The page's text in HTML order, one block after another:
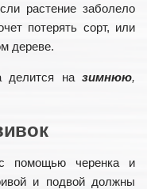
растение заболело
потерять сорт, или
дереве.
делится на зимнюю,
помощью черенка и
и подвой должны